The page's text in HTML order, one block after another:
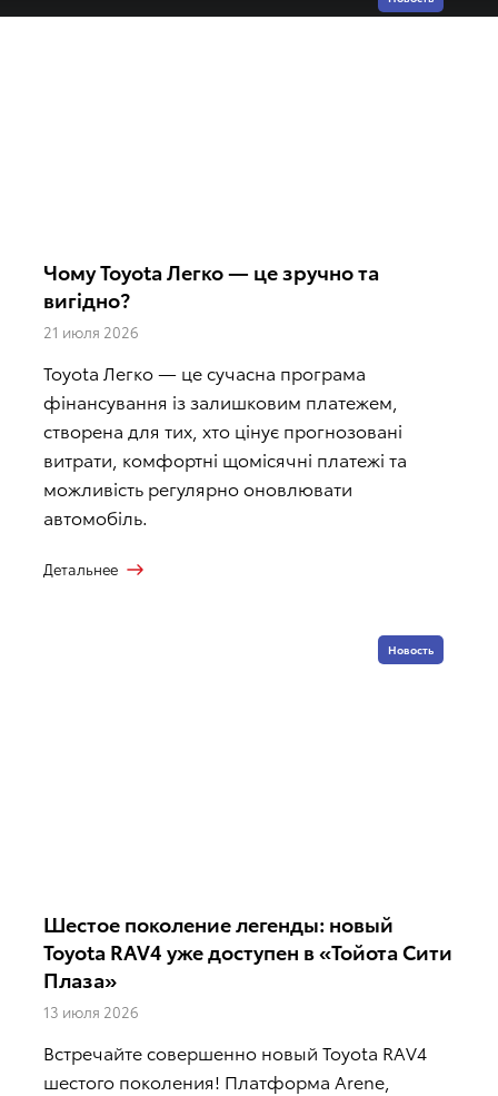
Чому Toyota Легко — це зручно та
вигідно?
21 июля 2026
Toyota Легко — це сучасна програма
фінансування із залишковим платежем,
створена для тих, хто цінує прогнозовані
витрати, комфортні щомісячні платежі та
можливість регулярно оновлювати
автомобіль.
Детальнее
Новость
Шестое поколение легенды: новый
Toyota RAV4 уже доступен в «Тойота Сити
Плаза»
13 июля 2026
Встречайте совершенно новый Toyota RAV4
шестого поколения! Платформа Arene,